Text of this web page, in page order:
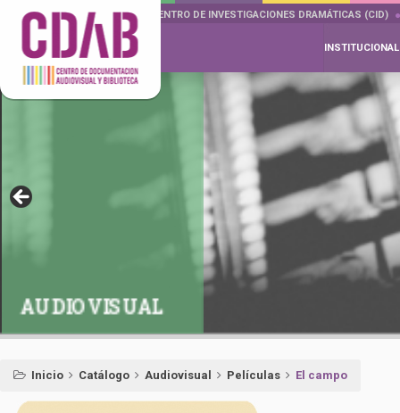
DOCUMENTA DRAMÁTICAS CENTRO DE INVESTIGACIONES DRAMÁTICAS (CID)
INSTITUCIONAL
AUDIOVISUAL
Inicio Catálogo Audiovisual Películas El campo